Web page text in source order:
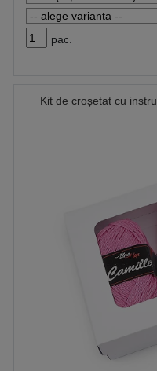
pac.
Kit de croșetat cu